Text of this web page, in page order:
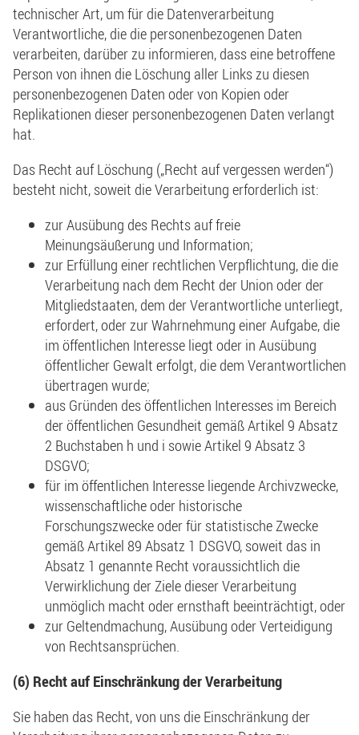
technischer Art, um für die Datenverarbeitung
Verantwortliche, die die personenbezogenen Daten
verarbeiten, darüber zu informieren, dass eine betroffene
Person von ihnen die Löschung aller Links zu diesen
personenbezogenen Daten oder von Kopien oder
Replikationen dieser personenbezogenen Daten verlangt
hat.
Das Recht auf Löschung („Recht auf vergessen werden“)
besteht nicht, soweit die Verarbeitung erforderlich ist:
zur Ausübung des Rechts auf freie
Meinungsäußerung und Information;
zur Erfüllung einer rechtlichen Verpflichtung, die die
Verarbeitung nach dem Recht der Union oder der
Mitgliedstaaten, dem der Verantwortliche unterliegt,
erfordert, oder zur Wahrnehmung einer Aufgabe, die
im öffentlichen Interesse liegt oder in Ausübung
öffentlicher Gewalt erfolgt, die dem Verantwortlichen
übertragen wurde;
aus Gründen des öffentlichen Interesses im Bereich
der öffentlichen Gesundheit gemäß Artikel 9 Absatz
2 Buchstaben h und i sowie Artikel 9 Absatz 3
DSGVO;
für im öffentlichen Interesse liegende Archivzwecke,
wissenschaftliche oder historische
Forschungszwecke oder für statistische Zwecke
gemäß Artikel 89 Absatz 1 DSGVO, soweit das in
Absatz 1 genannte Recht voraussichtlich die
Verwirklichung der Ziele dieser Verarbeitung
unmöglich macht oder ernsthaft beeinträchtigt, oder
zur Geltendmachung, Ausübung oder Verteidigung
von Rechtsansprüchen.
(6) Recht auf Einschränkung der Verarbeitung
Sie haben das Recht, von uns die Einschränkung der